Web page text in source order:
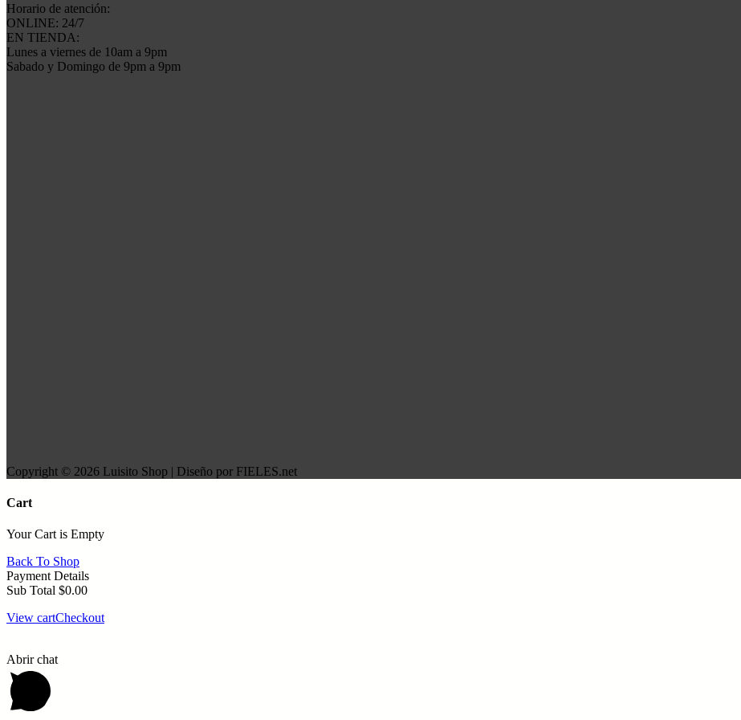
Horario de atención:
ONLINE: 24/7
EN TIENDA:
Lunes a viernes de 10am a 9pm
Sabado y Domingo de 9pm a 9pm
Copyright © 2026 Luisito Shop | Diseño por FIELES.net
Cart
Your Cart is Empty
Back To Shop
Payment Details
Sub Total $0.00
View cartCheckout
Abrir chat